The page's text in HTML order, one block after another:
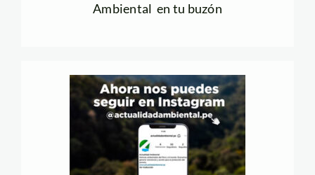
Ambiental en tu buzón